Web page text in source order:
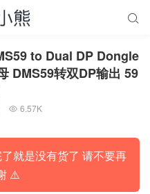

to Dual DP Dongle
DMS59转双DP输出 59
 6.57K
就是没有货了 请不要再
⚠️